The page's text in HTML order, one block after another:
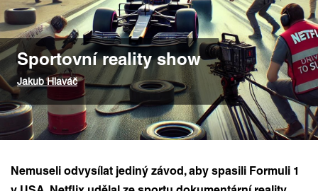
Sportovní reality show
Jakub Hlaváč
Nemuseli odvysílat jediný závod, aby spasili Formuli 1